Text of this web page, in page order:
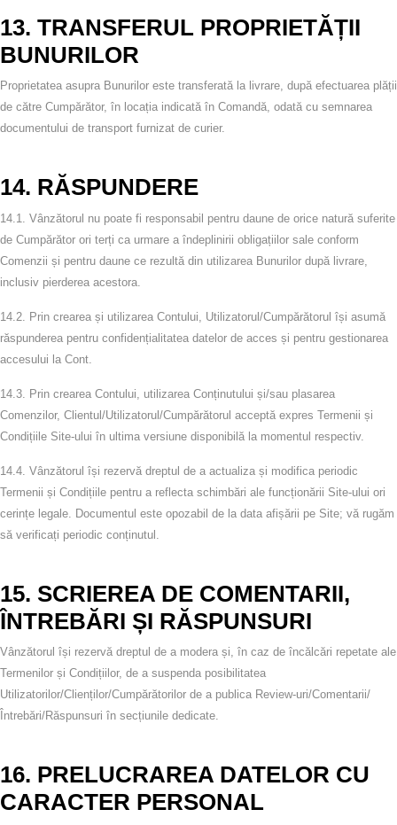
13. TRANSFERUL PROPRIETĂȚII
BUNURILOR
Proprietatea asupra Bunurilor este transferată la livrare, după efectuarea plății
de către Cumpărător, în locația indicată în Comandă, odată cu semnarea
documentului de transport furnizat de curier.
14. RĂSPUNDERE
14.1.
Vânzătorul nu poate fi responsabil pentru daune de orice natură suferite
de Cumpărător ori terți ca urmare a îndeplinirii obligațiilor sale conform
Comenzii și pentru daune ce rezultă din utilizarea Bunurilor după livrare,
inclusiv pierderea acestora.
14.2.
Prin crearea și utilizarea Contului, Utilizatorul/Cumpărătorul își asumă
răspunderea pentru confidențialitatea datelor de acces și pentru gestionarea
accesului la Cont.
14.3.
Prin crearea Contului, utilizarea Conținutului și/sau plasarea
Comenzilor, Clientul/Utilizatorul/Cumpărătorul acceptă expres Termenii și
Condițiile Site‑ului în ultima versiune disponibilă la momentul respectiv.
14.4. Vânzătorul își rezervă dreptul de a actualiza și modifica periodic
Termenii și Condițiile pentru a reflecta schimbări ale funcționării Site‑ului ori
cerințe legale. Documentul este opozabil de la data afișării pe Site; vă rugăm
să verificați periodic conținutul.
15. SCRIEREA DE COMENTARII,
ÎNTREBĂRI ȘI RĂSPUNSURI
Vânzătorul își rezervă dreptul de a modera și, în caz de încălcări repetate ale
Termenilor și Condițiilor, de a suspenda posibilitatea
Utilizatorilor/Clienților/Cumpărătorilor de a publica Review‑uri/Comentarii/
Întrebări/Răspunsuri în secțiunile dedicate.
16. PRELUCRAREA DATELOR CU
CARACTER PERSONAL